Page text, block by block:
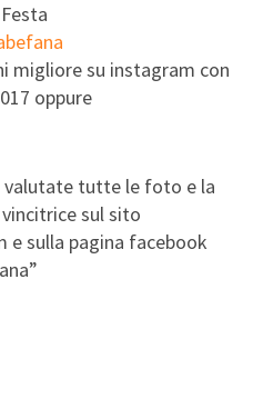
migliore su instagram con
oppure
valutate tutte le foto e la
sul sito
sulla pagina facebook